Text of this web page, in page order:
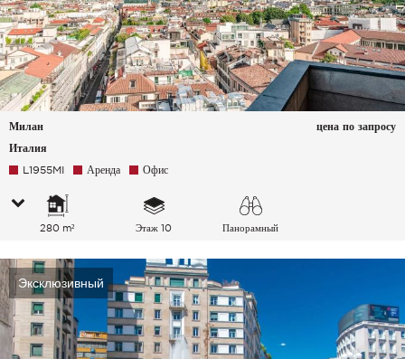
Милан
Италия
цена по запросу
L1955MI Аренда Офис
280 m² Этаж 10 Панорамный
Эксклюзивный